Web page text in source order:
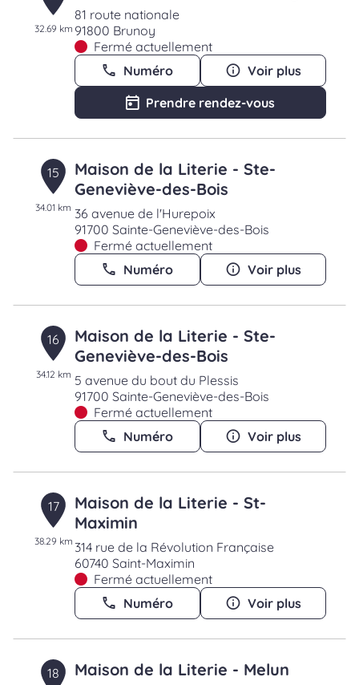
32.69 km
81 route nationale
91800 Brunoy
Fermé actuellement
Numéro
Voir plus
Prendre rendez-vous
15
34.01 km
Maison de la Literie - Ste-
Geneviève-des-Bois
36 avenue de l'Hurepoix
91700 Sainte-Geneviève-des-Bois
Fermé actuellement
Numéro
Voir plus
16
34.12 km
Maison de la Literie - Ste-
Geneviève-des-Bois
5 avenue du bout du Plessis
91700 Sainte-Geneviève-des-Bois
Fermé actuellement
Numéro
Voir plus
17
38.29 km
Maison de la Literie - St-
Maximin
314 rue de la Révolution Française
60740 Saint-Maximin
Fermé actuellement
Numéro
Voir plus
18 Maison de la Literie - Melun